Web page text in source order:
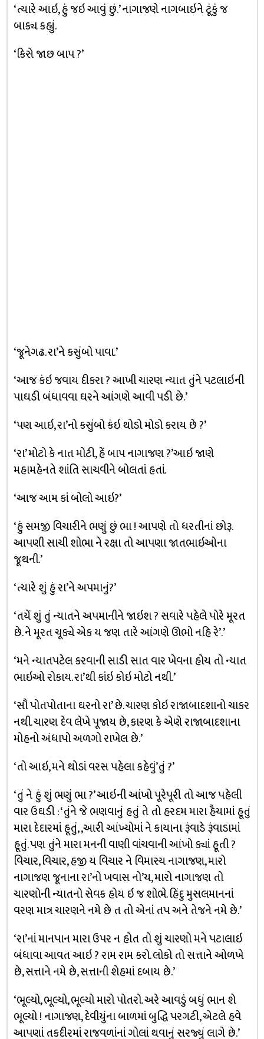
‘ત્યારે આઇ, હું જઇ આવું છું.’ નાગાજણે નાગબાઇને ટૂંકું જ
બાક્ય કહ્યું.
‘કિસે જાછ બાપ ?’
‘જૂનેગઢ. રા’ને કસુંબો પાવા.’
‘આજ કંઇ જવાય દીકરા ? આખી ચારણ ન્યાત તુંને પટલાઇની
પાઘડી બંધાવવા ઘરને આંગણે આવી પડી છે.’
‘પણ આઇ, રા’નો કસુંબો કંઇ થોડો મોડો કરાય છે ?’
‘રા’ મોટો કે નાત મોટી, હેં બાપ નાગાજણ ?’આઇ જાણે
મહામહેનતે શાંતિ સાચવીને બોલતાં હતાં.
‘આજ આમ કાં બોલો આઇ?’
‘હું સમજી વિચારીને ભણું છું ભા ! આપણે તો ધરતીનાં છોરૂ.
આપણી સાચી શોભા ને રક્ષા તો આપણા જાતભાઇઓના
જૂથની.’
‘ત્યારે શું હું રા’ને અપમાનું?’
‘તયેં શું તું ન્યાતને અપમાનીને જાઇશ ? સવારે પહેલે પોરે મૂરત
છે. ને મૂરત ચૂક્યે એક ય જણ તારે આંગણે ઊભો નહિ રે’.’
‘મને ન્યાતપટેલ કરવાની સાડી સાત વાર ખેવના હોય તો ન્યાત
ભાઇઓ રોકાય. રા’થી કાંઇ કોઇ મોટો નથી.’
‘સૌ પોતપોતાના ઘરનો રા’ છે. ચારણ કોઇ રાજાબાદશાનો ચાકર
નથી. ચારણ દેવ લેખે પૂજાય છે, કારણ કે એણે રાજાબાદશાના
મોહનો અંધાપો અળગો રાખેલ છે.’
‘તો આઇ, મને થોડાં વરસ પહેલા કહેવું’તું ?’
‘તું ને હું શું ભણું ભા ?’ આઇની આંખો પૂરેપૂરી તો આજ પહેલી
વાર ઉઘડી : ‘તુંને જે ભણવાનું હતું તે તો હરદમ મારા હૈયામાં હૂતું
મારા દેદારમાં હૂતું, ,આરી આંખ્યોમાં ને કાયાના રૂંવાડે રૂંવાડામાં
હૂતું. પણ તુંને મારા મનની વાણી વાંચવાની આંખો ક્યાં હૂતી ?
વિચાર, વિચાર, હજી ય વિચાર ને વિમાસ્ય નાગાજણ, મારો
નાગાજણ જૂનાના રા’નો ખવાસ નો’ય, મારો નાગાજણ તો
ચારણોની ન્યાતનો સેવક હોય ઇ જ શોભે. હિંદુ મુસલમાનનાં
વરણ માત્ર ચારણને નમે છે ત તો એનાં તપ અને તેજને નમે છે.’
‘રા’નાં માનપાન મારા ઉપર ન હોત તો શું ચારણો મને પટાલાઇ
બંધાવા આવત આઇ ? રામ રામ કરો. લોકો તો સત્તાને ઓળખે
છે, સત્તાને નમે છે, સત્તાની શેહમાં દબાય છે.’
‘ભૂલ્યો, ભૂલ્યો, ભૂલ્યો મારો પોતરો. અરે આવડું બધું ભાન શે
ભૂલ્યો ! નાગાજણ, દેવીયુંના બાળમાં બુદ્ધિ પરગટી, એટલે હવે
આપણાં તકદીરમાં રાજવળાંનાં ગોલાં થવાનું સરજ્યું લાગે છે.’